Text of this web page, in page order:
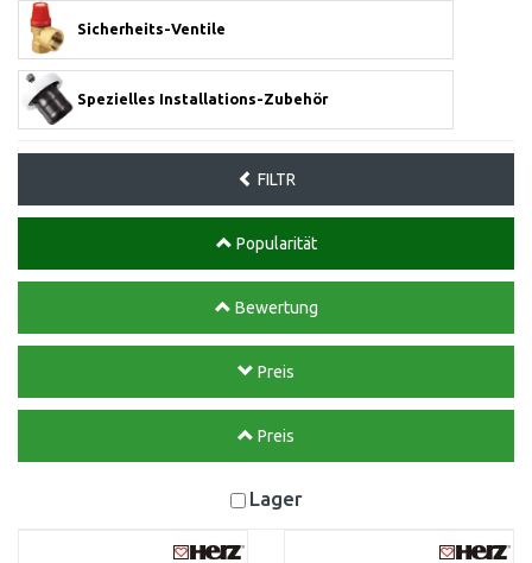
Sicherheits-Ventile
Spezielles Installations-Zubehör
FILTR
Popularität
Bewertung
Preis
Preis
Lager